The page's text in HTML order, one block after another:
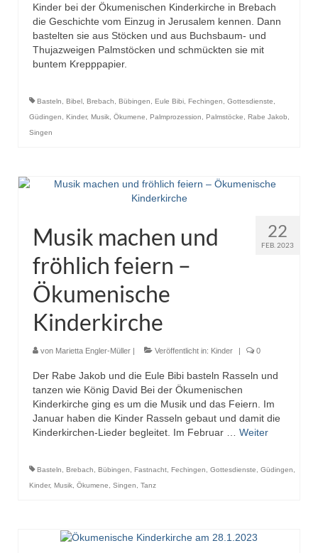
Kinder bei der Ökumenischen Kinderkirche in Brebach
die Geschichte vom Einzug in Jerusalem kennen. Dann
bastelten sie aus Stöcken und aus Buchsbaum- und
Thujazweigen Palmstöcken und schmückten sie mit
buntem Krepppapier.
Basteln Bibel Brebach Bübingen Eule Bibi Fechingen Gottesdienste
Güdingen
Kinder, Musik Ökumene Palmprozession Palmstöcke Rabe Jakob
Singen
22
FEB. 2023
Musik machen und
fröhlich feiern –
Ökumenische
Kinderkirche
von Marietta Engler-Müller | Veröffentlicht in: Kinder | 0
Der Rabe Jakob und die Eule Bibi basteln Rasseln und
tanzen wie König David Bei der Ökumenischen
Kinderkirche ging es um die Musik und das Feiern. Im
Januar haben die Kinder Rasseln gebaut und damit die
Kinderkirchen-Lieder begleitet. Im Februar … Weiter
Basteln Brebach Bübingen Fastnacht Fechingen Gottesdienste Güdingen
Kinder, Musik Ökumene Singen Tanz